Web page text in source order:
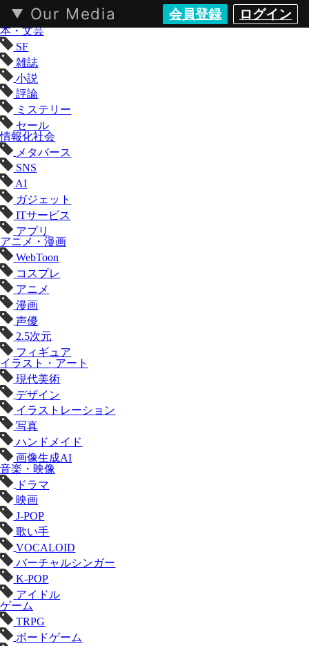
Our Media 会員登録 ログイン
KAI-YOU（カイユウ）- 世界と遊ぶポップカルチャーメディア
本・文芸
SF
雑誌
小説
評論
ミステリー
セール
情報化社会
メタバース
SNS
AI
ガジェット
ITサービス
アプリ
アニメ・漫画
WebToon
コスプレ
アニメ
漫画
声優
2.5次元
フィギュア
イラスト・アート
現代美術
デザイン
イラストレーション
写真
ハンドメイド
画像生成AI
音楽・映像
ドラマ
映画
J-POP
歌い手
VOCALOID
バーチャルシンガー
K-POP
アイドル
ゲーム
TRPG
ボードゲーム